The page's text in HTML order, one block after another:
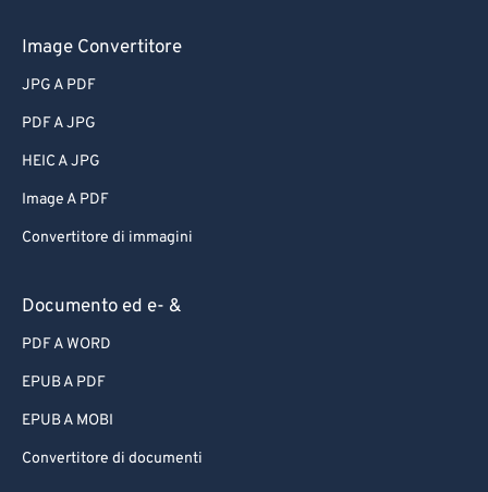
Image Convertitore
JPG A PDF
PDF A JPG
HEIC A JPG
Image A PDF
Convertitore di immagini
Documento ed e- &
PDF A WORD
EPUB A PDF
EPUB A MOBI
Convertitore di documenti